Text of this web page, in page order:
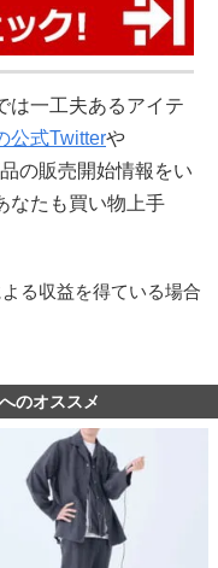
は一工夫あるアイテ
公式Twitterや
の販売開始情報をい
たも買い物上手
る収益を得ている場合
のオススメ